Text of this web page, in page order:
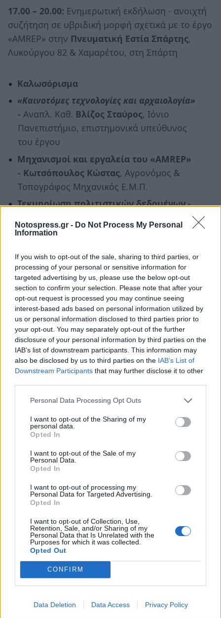
Notospress.gr - Do Not Process My Personal
Information
If you wish to opt-out of the sale, sharing to third parties, or
processing of your personal or sensitive information for
targeted advertising by us, please use the below opt-out
section to confirm your selection. Please note that after your
opt-out request is processed you may continue seeing
interest-based ads based on personal information utilized by
us or personal information disclosed to third parties prior to
your opt-out. You may separately opt-out of the further
disclosure of your personal information by third parties on the
IAB’s list of downstream participants. This information may
also be disclosed by us to third parties on the IAB’s List of
Downstream Participants that may further disclose it to other
Personal Data Processing Opt Outs
I want to opt-out of the Sharing of my
personal data.
Opted In
I want to opt-out of the Sale of my
Personal Data.
Opted In
I want to opt-out of processing my
Personal Data for Targeted Advertising.
Opted In
I want to opt-out of Collection, Use,
Retention, Sale, and/or Sharing of my
Personal Data that Is Unrelated with the
Purposes for which it was collected.
Opted Out
CONFIRM
Data Deletion Data Access Privacy Policy
17.00 – 20.00: Ενημερωτική εκδήλωση - ανοιχτή
συζήτηση σε υβριδική μορφή σχετικά με το έργο
«AMREP» στην Πνευματική Εστία Σπάρτης,
Λυκούργου 82 & Χαμαρέτου, στη Σπάρτη
Καλωσόρισμα
«Καινοτόμες τεχνολογίες και αρχαιολογία»
- Αναπλ. Καθ. Βλίζος Σταύρος, Ιόνιο
Πανεπιστήμιο, επιστημονικά υπεύθυνος
του έργου
Μηχανισμοί και εργαλεία του «AMREP»
- Κωτσόπουλος Κώστας, Αγρονόμος &
Τοπογράφος Μηχανικός Ε.Μ.Π.
Τεκμηρίωση πολιτιστικών δεδομένων -
, Πανεπιστήμιο
Δυτικής Αττικής, συντονιστής του έργου
και οι προσπάθειες ανάδειξης του
Ερευνητικού Προγράμματος,Γεωργιάδης
Βασίλης, Πρόεδρος
Συζήτηση με το κοινό
Η είσοδος είναι ελεύθερη
Ακολουθήστε τοnotospress.grστο Google News και
μάθετε πρώτοιόλες τις ειδήσεις
ΠΝΕΥΜΑΤΙΚΗ ΕΣΤΙΑ ΣΠΑΡΤΗΣ
ΑΡΧΑΙΟΛΟΓΙΑ
ΨΗΦΙΑΚΗ ΑΡΧΑΙΟΛΟΓΙΑ
ΑΜΥΚΛΑΙΟ
AMREP
ΦΙΛΟΙ ΤΟΥ ΑΜΥΚΛΑΙΟΥ